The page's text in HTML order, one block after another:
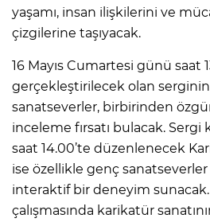
yaşamı, insan ilişkilerini ve
çizgilerine taşıyacak.
16 Mayıs Cumartesi günü saat
gerçekleştirilecek olan serginin
sanatseverler, birbirinden
inceleme fırsatı bulacak. Sergi
saat 14.00’te düzenlenecek
ise özellikle genç
interaktif bir deneyim sunacak.
çalışmasında karikatür